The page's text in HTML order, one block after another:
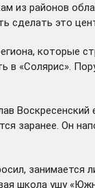
из районов
сделать это
которые
«Солярис».
заранее. Он
школа ушу